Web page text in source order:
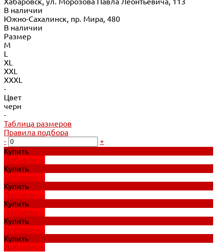
В наличии
Южно-Сахалинск, пр. Мира, 480
В наличии
Размер
M
L
XL
XXL
XXXL
-
Цвет
черн
-
Таблица размеров
Правила подбора
-
+
Купить
Добавлено
Купить
Добавлено
Купить
Добавлено
Купить
Добавлено
Купить
Добавлено
Купить
Добавлено